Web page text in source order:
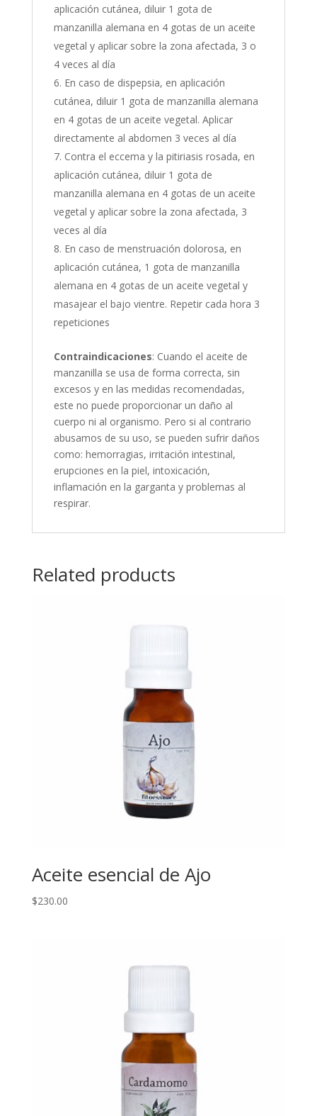
aplicación cutánea, diluir 1 gota de
manzanilla alemana en 4 gotas de un aceite
vegetal y aplicar sobre la zona afectada, 3 o
4 veces al día
En caso de dispepsia, en aplicación
cutánea, diluir 1 gota de manzanilla alemana
en 4 gotas de un aceite vegetal. Aplicar
directamente al abdomen 3 veces al día
Contra el eccema y la pitiriasis rosada, en
aplicación cutánea, diluir 1 gota de
manzanilla alemana en 4 gotas de un aceite
vegetal y aplicar sobre la zona afectada, 3
veces al día
En caso de menstruación dolorosa, en
aplicación cutánea, 1 gota de manzanilla
alemana en 4 gotas de un aceite vegetal y
masajear el bajo vientre. Repetir cada hora 3
repeticiones
Contraindicaciones: Cuando el aceite de
manzanilla se usa de forma correcta, sin
excesos y en las medidas recomendadas,
este no puede proporcionar un daño al
cuerpo ni al organismo. Pero si al contrario
abusamos de su uso, se pueden sufrir daños
como: hemorragias, irritación intestinal,
erupciones en la piel, intoxicación,
inflamación en la garganta y problemas al
respirar.
Related products
Aceite esencial de Ajo
$230.00